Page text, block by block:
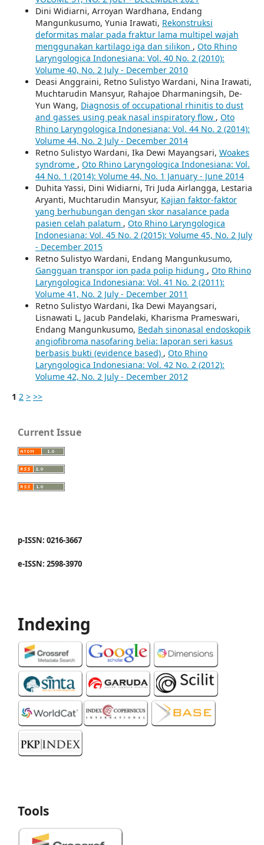
Dini Widiarni, Arroyan Wardhana, Endang
Mangunkusumo, Yunia Irawati, Rekonstruksi
deformitas malar pada fraktur lama multipel wajah
menggunakan kartilago iga dan silikon , Oto Rhino
Laryngologica Indonesiana: Vol. 40 No. 2 (2010):
Volume 40, No. 2 July - December 2010
Deasi Anggraini, Retno Sulistyo Wardani, Nina Irawati,
Muchtarudin Mansyur, Rahajoe Dharmaningsih, De-
Yun Wang, Diagnosis of occupational rhinitis to dust
and gasses using peak nasal inspiratory flow , Oto
Rhino Laryngologica Indonesiana: Vol. 44 No. 2 (2014):
Volume 44, No. 2 July - December 2014
Retno Sulistyo Wardani, Ika Dewi Mayangsari, Woakes
syndrome , Oto Rhino Laryngologica Indonesiana: Vol.
44 No. 1 (2014): Volume 44, No. 1 January - June 2014
Duhita Yassi, Dini Widiarni, Tri Juda Airlangga, Lestaria
Aryanti, Muchtarudin Mansyur, Kajian faktor-faktor
yang berhubungan dengan skor nasalance pada
pasien celah palatum , Oto Rhino Laryngologica
Indonesiana: Vol. 45 No. 2 (2015): Volume 45, No. 2 July
- December 2015
Retno Sulistyo Wardani, Endang Mangunkusumo,
Gangguan transpor ion pada polip hidung , Oto Rhino
Laryngologica Indonesiana: Vol. 41 No. 2 (2011):
Volume 41, No. 2 July - December 2011
Retno Sulistyo Wardani, Ika Dewi Mayangsari,
Lisnawati L, Jacub Pandelaki, Kharisma Prameswari,
Endang Mangunkusumo, Bedah sinonasal endoskopik
angiofibroma nasofaring belia: laporan seri kasus
berbasis bukti (evidence based) , Oto Rhino
Laryngologica Indonesiana: Vol. 42 No. 2 (2012):
Volume 42, No. 2 July - December 2012
1 2 > >>
Current Issue
p-ISSN: 0216-3667
e-ISSN: 2598-3970
Indexing
Tools